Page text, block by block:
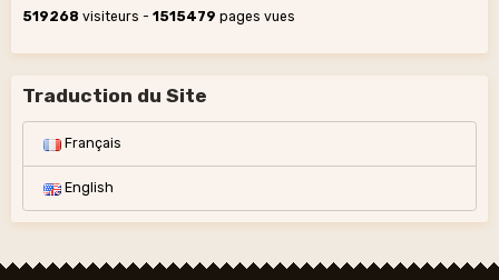
519268 visiteurs - 1515479 pages vues
Traduction du Site
Français
English